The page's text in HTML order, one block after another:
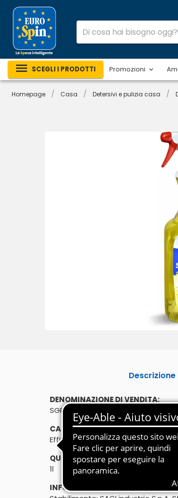
SCEGLI I PRODOTTI Promozioni
Homepage / Casa / Detersivi e pulizia casa /
Descrizione
DENOMINAZIONE DI VENDITA:
SGRASSATORE LIMONE SPRAY DEXAL
CARATTERISTICHE:
Efficace contro lo sporco più
QUANTITÀ:
1l
INFORMAZIONI PRODUTTORE: